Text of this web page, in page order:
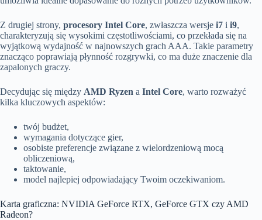
Z drugiej strony, procesory Intel Core, zwłaszcza wersje i7 i i9,
charakteryzują się wysokimi częstotliwościami, co przekłada się na
wyjątkową wydajność w najnowszych grach AAA. Takie parametry
znacząco poprawiają płynność rozgrywki, co ma duże znaczenie dla
zapalonych graczy.
Decydując się między AMD Ryzen a Intel Core, warto rozważyć
kilka kluczowych aspektów:
twój budżet,
wymagania dotyczące gier,
osobiste preferencje związane z wielordzeniową mocą
obliczeniową,
taktowanie,
model najlepiej odpowiadający Twoim oczekiwaniom.
Karta graficzna: NVIDIA GeForce RTX, GeForce GTX czy AMD
Radeon?